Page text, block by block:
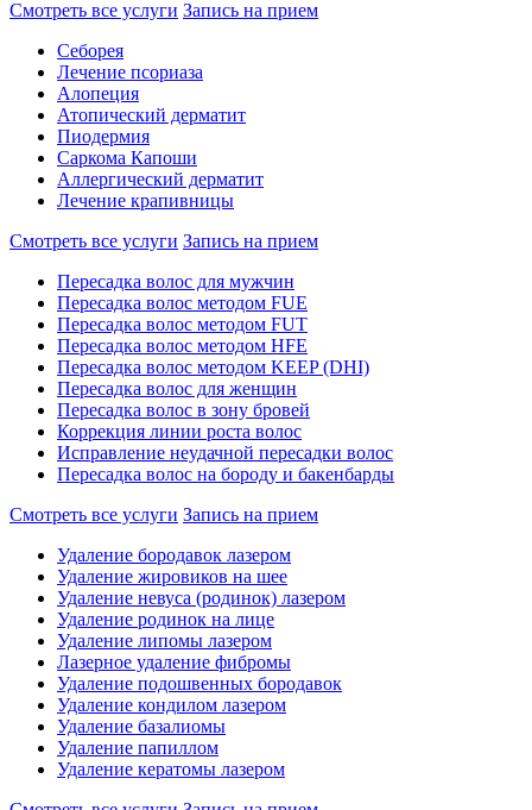
Смотреть все услуги Запись на прием
Себорея
Лечение псориаза
Алопеция
Атопический дерматит
Пиодермия
Саркома Капоши
Аллергический дерматит
Лечение крапивницы
Смотреть все услуги Запись на прием
Пересадка волос для мужчин
Пересадка волос методом FUE
Пересадка волос методом FUT
Пересадка волос методом HFE
Пересадка волос методом KEEP (DHI)
Пересадка волос для женщин
Пересадка волос в зону бровей
Коррекция линии роста волос
Исправление неудачной пересадки волос
Пересадка волос на бороду и бакенбарды
Смотреть все услуги Запись на прием
Удаление бородавок лазером
Удаление жировиков на шее
Удаление невуса (родинок) лазером
Удаление родинок на лице
Удаление липомы лазером
Лазерное удаление фибромы
Удаление подошвенных бородавок
Удаление кондилом лазером
Удаление базалиомы
Удаление папиллом
Удаление кератомы лазером